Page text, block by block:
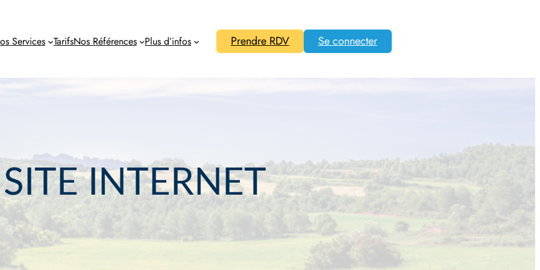
Services TarifsNos Références Plus d’infos Prendre RDV Se connecter
SITE INTERNET